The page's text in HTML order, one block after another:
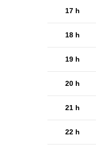
17 h
18 h
19 h
20 h
21 h
22 h